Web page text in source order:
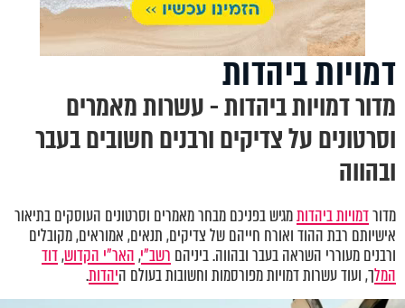
דמויות ביהדות
מדור דמויות ביהדות - עשרות מאמרים
וסרטונים על צדיקים ורבנים חשובים בעבר
ובהווה
מדורדמויות ביהדותמגיש בפניכם מבחר מאמרים וסרטונים העוסקים בתיאור
אישיותם רבת ההוד ואורח חייהם של צדיקים, תנאים, אמוראים, מקובלים
ורבנים מעוררי השראה בעבר ובהווה. ביניהם רשב"י,האר"י הקדוש,דוד
המלך, ועוד עשרות דמויות מפורסמות וחשובות בעולם היהדות.